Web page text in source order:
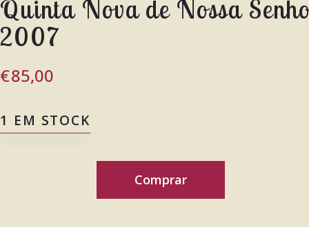
Quinta Nova de Nossa
2007
€85,00
1 EM STOCK
Comprar